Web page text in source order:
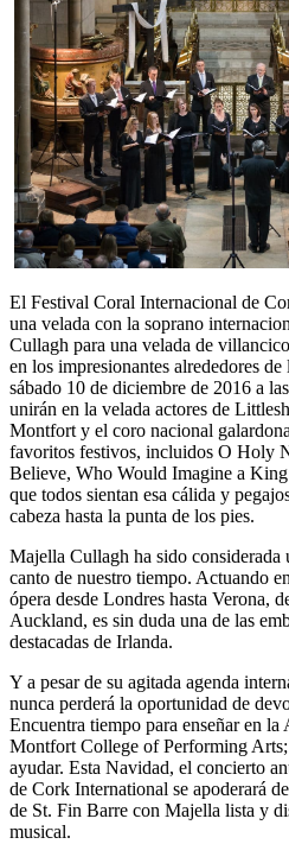
El Festival Coral Internacional de
una velada con la soprano
Cullagh para una velada de
en los impresionantes alrededores
sábado 10 de diciembre de 2016 a
unirán en la velada actores de
Montfort y el coro nacional
favoritos festivos, incluidos O Holy
Believe, Who Would Imagine a
que todos sientan esa cálida y
cabeza hasta la punta de los pies.
Majella Cullagh ha sido considerada
canto de nuestro tiempo. Actuando
ópera desde Londres hasta Verona,
Auckland, es sin duda una de las
destacadas de Irlanda.
Y a pesar de su agitada agenda
nunca perderá la oportunidad de
Encuentra tiempo para enseñar en la
Montfort College of Performing
ayudar. Esta Navidad, el concierto
de Cork International se apoderará
de St. Fin Barre con Majella lista y
musical.